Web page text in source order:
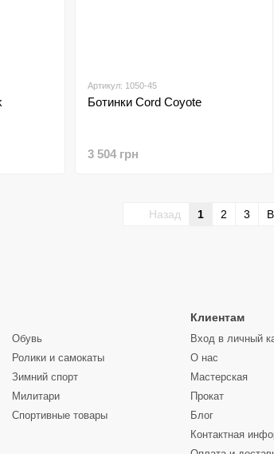
Артикул: 1050-45
Ботинки Cord Coyote
3 504 грн
Назад 1 2 3
Обувь
Ролики и самокаты
Зимний спорт
Милитари
Спортивные товары
Клиентам
Вход в личный
О нас
Мастерская
Прокат
Блог
Контактная